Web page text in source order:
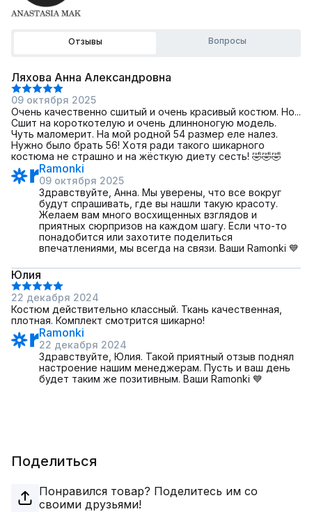
Отзывы Вопросы
Ляхова Анна Александровна
09 октября 2025
Очень качественно сшитый и очень красивый костюм. Но...
Сшит на короткотелую и очень длинноногую модель.
Чуть маломерит. На мой родной 54 размер еле налез.
Нужно было брать 56! Хотя ради такого шикарного
костюма не страшно и на жёсткую диету сесть! 🤣🤣🤣
Ramonki
09 октября 2025
Здравствуйте, Анна. Мы уверены, что все вокруг
будут спрашивать, где вы нашли такую красоту.
Желаем вам много восхищенных взглядов и
приятных сюрпризов на каждом шагу. Если что-то
понадобится или захотите поделиться
впечатлениями, мы всегда на связи. Ваши Ramonki 💙
Юлия
22 декабря 2024
Костюм действительно классный. Ткань качественная,
плотная. Комплект смотрится шикарно!
Ramonki
22 декабря 2024
Здравствуйте, Юлия. Такой приятный отзыв поднял
настроение нашим менеджерам. Пусть и ваш день
будет таким же позитивным. Ваши Ramonki 💙
Поделиться
Понравился товар? Поделитесь им со
своими друзьями!